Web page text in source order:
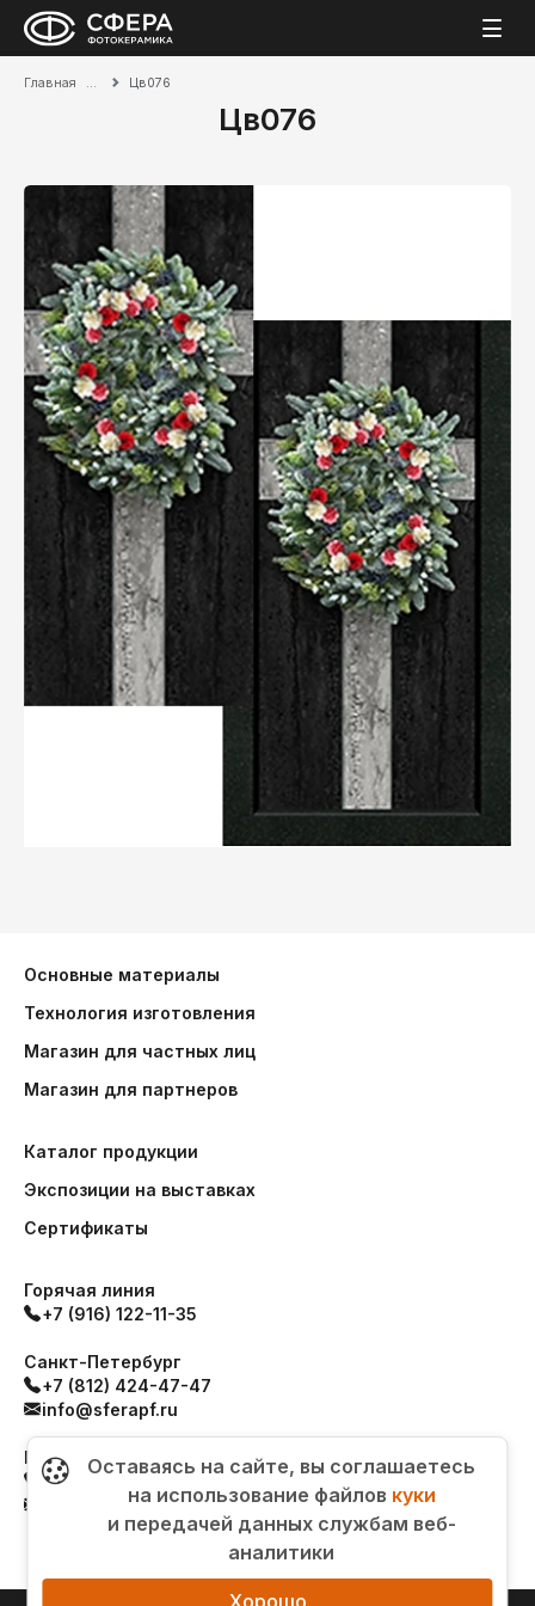
Главная Цв076
Цв076
Основные материалы
Технология изготовления
Магазин для частных лиц
Магазин для партнеров
Каталог продукции
Экспозиции на выставках
Сертификаты
Горячая линия
+7 (916) 122-11-35
Санкт-Петербург
+7 (812) 424-47-47
info@sferapf.ru
Москва
+7 (996) 978-72-65
order@sferapf.ru
Оставаясь на сайте, вы соглашаетесь
на использование файлов куки
и передачей данных службам веб-
аналитики
Хорошо